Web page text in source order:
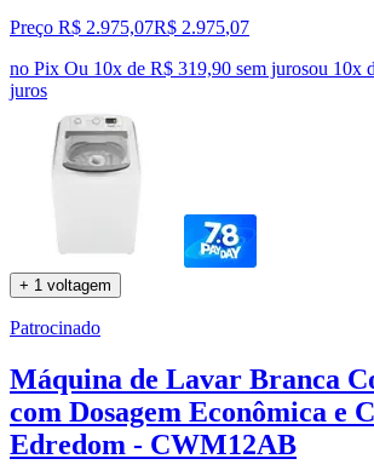
Preço R$ 2.975,07R$ 2.975,07
no Pix Ou 10x de R$ 319,90 sem jurosou 10x
juros
+ 1 voltagem
Patrocinado
Máquina de Lavar Branca
com Dosagem Econômica e
Edredom - CWM12AB